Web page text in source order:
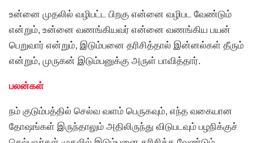
உன்னை முதலில் வழிபட்ட பிறகு என்னை வழிபட வேண்டும்
என்றும், உன்னை வணங்கியவர் என்னை வணங்கிய பயன்
பெறுவார் என்றும், இடும்பனை தரிசித்தால் இன்னல்கள் தீரும்
என்றும், முருகன் இடும்பனுக்கு அருள் பாவித்தார்.
பலன்கள்
நம் குடும்பத்தில் செல்வ வளம் பெருகவும், எந்த வகையான
தோஷங்கள் இருந்தாலும் அதிலிருந்து விடுபடவும் பழநிக்குச்